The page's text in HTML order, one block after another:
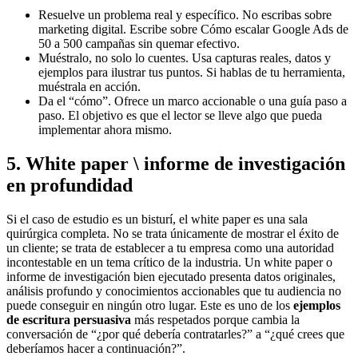
Resuelve un problema real y específico. No escribas sobre
marketing digital. Escribe sobre Cómo escalar Google Ads de
50 a 500 campañas sin quemar efectivo.
Muéstralo, no solo lo cuentes. Usa capturas reales, datos y
ejemplos para ilustrar tus puntos. Si hablas de tu herramienta,
muéstrala en acción.
Da el “cómo”. Ofrece un marco accionable o una guía paso a
paso. El objetivo es que el lector se lleve algo que pueda
implementar ahora mismo.
5. White paper \ informe de investigación
en profundidad
Si el caso de estudio es un bisturí, el white paper es una sala
quirúrgica completa. No se trata únicamente de mostrar el éxito de
un cliente; se trata de establecer a tu empresa como una autoridad
incontestable en un tema crítico de la industria. Un white paper o
informe de investigación bien ejecutado presenta datos originales,
análisis profundo y conocimientos accionables que tu audiencia no
puede conseguir en ningún otro lugar. Este es uno de los ejemplos
de escritura persuasiva más respetados porque cambia la
conversación de “¿por qué debería contratarles?” a “¿qué crees que
deberíamos hacer a continuación?”.